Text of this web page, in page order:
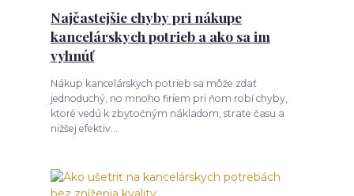
Najčastejšie chyby pri nákupe
kancelárskych potrieb a ako sa im
vyhnúť
Nákup kancelárskych potrieb sa môže zdať
jednoduchý, no mnoho firiem pri ňom robí chyby,
ktoré vedú k zbytočným nákladom, strate času a
nižšej efektiv...